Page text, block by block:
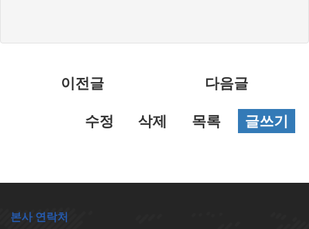
이전글 다음글
수정 삭제 목록 글쓰기
본사 연락처